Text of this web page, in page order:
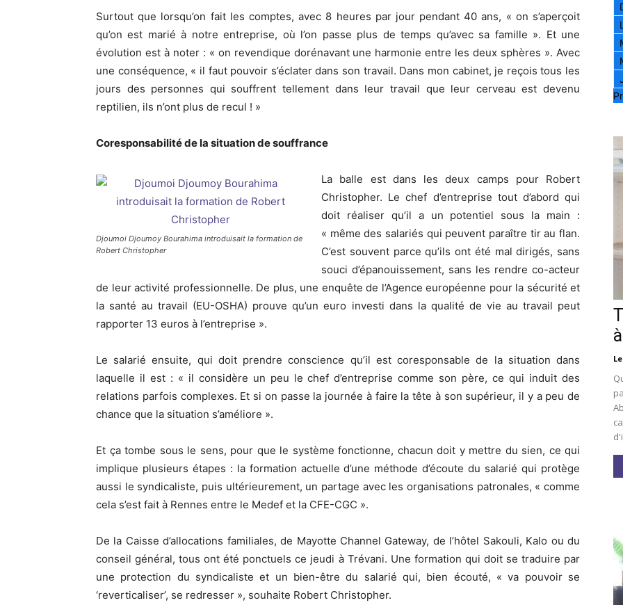
Surtout que lorsqu’on fait les comptes, avec 8 heures par jour pendant 40 ans, « on s’aperçoit
qu’on est marié à notre entreprise, où l’on passe plus de temps qu’avec sa famille ». Et une
évolution est à noter : « on revendique dorénavant une harmonie entre les deux sphères ». Avec
une conséquence, « il faut pouvoir s’éclater dans son travail. Dans mon cabinet, je reçois tous les
jours des personnes qui souffrent tellement dans leur travail que leur cerveau est devenu
reptilien, ils n’ont plus de recul ! »
Coresponsabilité de la situation de souffrance
Djoumoi Djoumoy Bourahima introduisait la formation de
Robert Christopher
La balle est dans les deux camps pour Robert
Christopher. Le chef d’entreprise tout d’abord qui
doit réaliser qu’il a un potentiel sous la main :
« même des salariés qui peuvent paraître tir au flan.
C’est souvent parce qu’ils ont été mal dirigés, sans
souci d’épanouissement, sans les rendre co-acteur
de leur activité professionnelle. De plus, une enquête de l’Agence européenne pour la sécurité et
la santé au travail (EU-OSHA) prouve qu’un euro investi dans la qualité de vie au travail peut
rapporter 13 euros à l’entreprise ».
Le salarié ensuite, qui doit prendre conscience qu’il est coresponsable de la situation dans
laquelle il est : « il considère un peu le chef d’entreprise comme son père, ce qui induit des
relations parfois complexes. Et si on passe la journée à faire la tête à son supérieur, il y a peu de
chance que la situation s’améliore ».
Et ça tombe sous le sens, pour que le système fonctionne, chacun doit y mettre du sien, ce qui
implique plusieurs étapes : la formation actuelle d’une méthode d’écoute du salarié qui protège
aussi le syndicaliste, puis ultérieurement, un partage avec les organisations patronales, « comme
cela s’est fait à Rennes entre le Medef et la CFE-CGC ».
De la Caisse d’allocations familiales, de Mayotte Channel Gateway, de l’hôtel Sakouli, Kalo ou du
conseil général, tous ont été ponctuels ce jeudi à Trévani. Une formation qui doit se traduire par
une protection du syndicaliste et un bien-être du salarié qui, bien écouté, « va pouvoir se
‘reverticaliser’, se redresser », souhaite Robert Christopher.